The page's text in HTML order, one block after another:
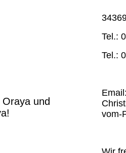
und
Tel.:
Tel.:
Email:
vom-